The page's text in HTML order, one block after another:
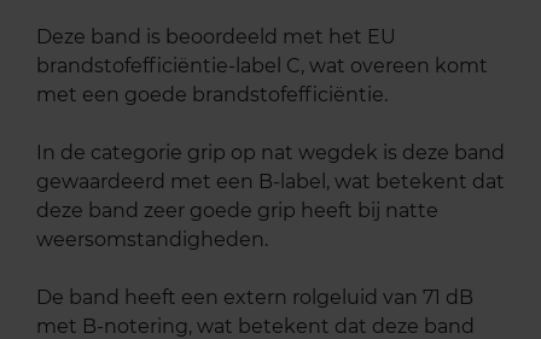
Deze band is beoordeeld met het EU
brandstofefficiëntie-label C, wat overeen komt
met een goede brandstofefficiëntie.
In de categorie grip op nat wegdek is deze band
gewaardeerd met een B-label, wat betekent dat
deze band zeer goede grip heeft bij natte
weersomstandigheden.
De band heeft een extern rolgeluid van 71 dB
met B-notering, wat betekent dat deze band